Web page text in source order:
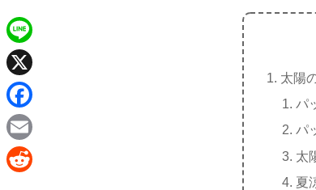
太陽
パ
パ
太
夏
L
n
e
X
F
a
c
E